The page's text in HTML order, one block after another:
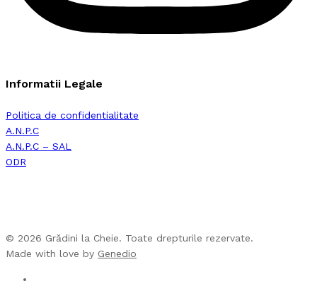
Informatii Legale
Politica de confidentialitate
A.N.P.C
A.N.P.C – SAL
ODR
© 2026 Grădini la Cheie. Toate drepturile rezervate.
Made with love by Genedio